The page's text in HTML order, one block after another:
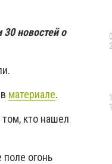
30 новостей о
материале.
кто нашел
огонь